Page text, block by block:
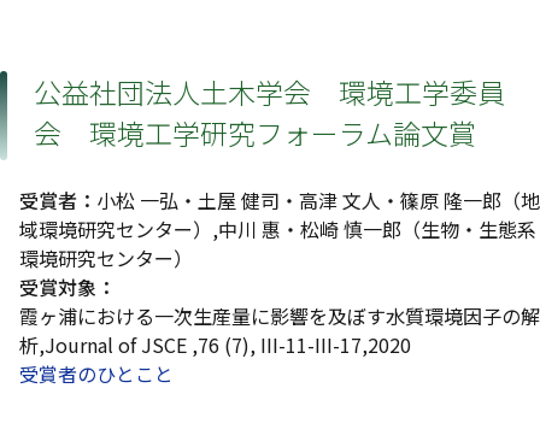
公益社団法人土木学会 環境工学委員
会 環境工学研究フォーラム論文賞
受賞者： 小松 一弘・土屋 健司・高津 文人・篠原 隆一郎（地
域環境研究センター）,中川 惠・松崎 慎一郎（生物・生態系
環境研究センター）
受賞対象：
霞ヶ浦における一次生産量に影響を及ぼす水質環境因子の解
析,Journal of JSCE ,76 (7), III-11-III-17,2020
受賞者のひとこと